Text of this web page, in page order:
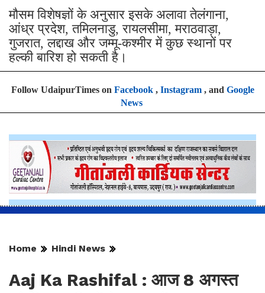
मौसम विशेषज्ञों के अनुसार इसके अलावा तेलंगाना,
आंध्र प्रदेश, तमिलनाडु, रायलसीमा, मराठवाड़ा,
गुजरात, लद्दाख और जम्मू-कश्मीर में कुछ स्थानों पर
हल्की बारिश हो सकती है।
Follow UdaipurTimes on Facebook, Instagram, and Google
News
Home Hindi News
Aaj Ka Rashifal : आज 8 अगस्त